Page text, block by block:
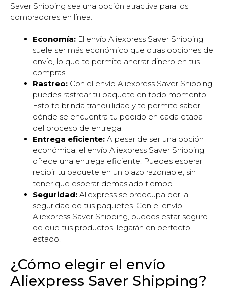
Saver Shipping sea una opción atractiva para los
compradores en línea:
Economía: El envío Aliexpress Saver Shipping
suele ser más económico que otras opciones de
envío, lo que te permite ahorrar dinero en tus
compras.
Rastreo: Con el envío Aliexpress Saver Shipping,
puedes rastrear tu paquete en todo momento.
Esto te brinda tranquilidad y te permite saber
dónde se encuentra tu pedido en cada etapa
del proceso de entrega.
Entrega eficiente: A pesar de ser una opción
económica, el envío Aliexpress Saver Shipping
ofrece una entrega eficiente. Puedes esperar
recibir tu paquete en un plazo razonable, sin
tener que esperar demasiado tiempo.
Seguridad: Aliexpress se preocupa por la
seguridad de tus paquetes. Con el envío
Aliexpress Saver Shipping, puedes estar seguro
de que tus productos llegarán en perfecto
estado.
¿Cómo elegir el envío
Aliexpress Saver Shipping?